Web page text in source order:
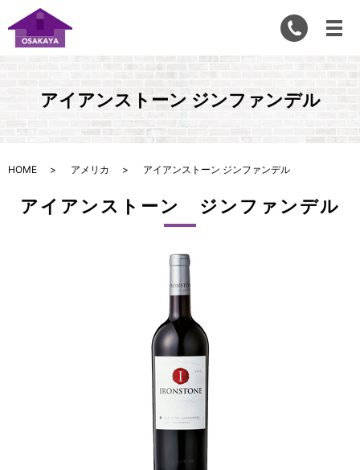
アイアンストーン ジンファンデル
HOME アメリカ アイアンストーン ジンファンデル
アイアンストーン ジンファンデル